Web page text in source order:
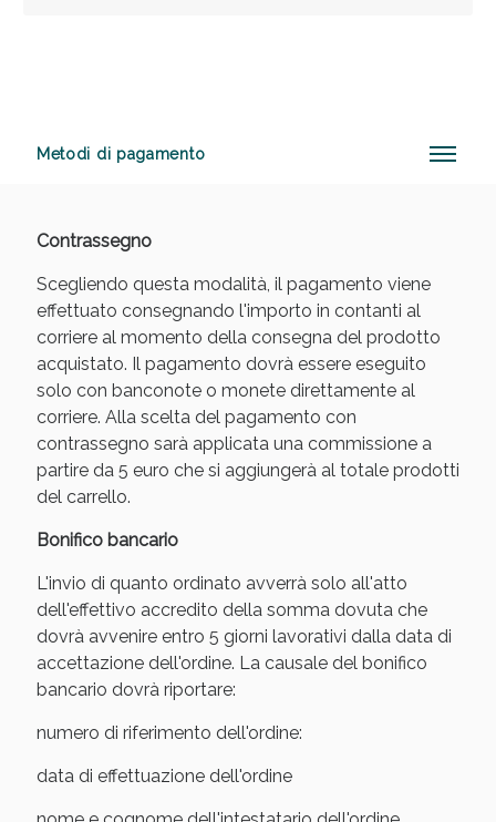
Metodi di pagamento
Contrassegno
Scegliendo questa modalità, il pagamento viene
effettuato consegnando l'importo in contanti al
corriere al momento della consegna del prodotto
acquistato. Il pagamento dovrà essere eseguito
solo con banconote o monete direttamente al
corriere. Alla scelta del pagamento con
contrassegno sarà applicata una commissione a
partire da 5 euro che si aggiungerà al totale prodotti
del carrello.
Bonifico bancario
L'invio di quanto ordinato avverrà solo all'atto
dell'effettivo accredito della somma dovuta che
dovrà avvenire entro 5 giorni lavorativi dalla data di
accettazione dell'ordine. La causale del bonifico
bancario dovrà riportare:
numero di riferimento dell'ordine:
data di effettuazione dell'ordine
Vie Urinarie e Prostata: Sconti fino al 45% oggi!